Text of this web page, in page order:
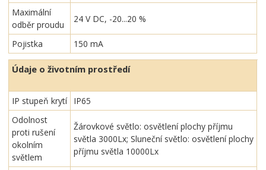
Maximální
odběr proudu
24 V DC, -20...20 %
Pojistka 150 mA
Údaje o životním prostředí
IP stupeň krytí
IP65
Odolnost
proti rušení
okolním
světlem
Žárovkové světlo: osvětlení plochy příjmu
světla 3000Lx; Sluneční světlo: osvětlení plochy
příjmu světla 10000Lx